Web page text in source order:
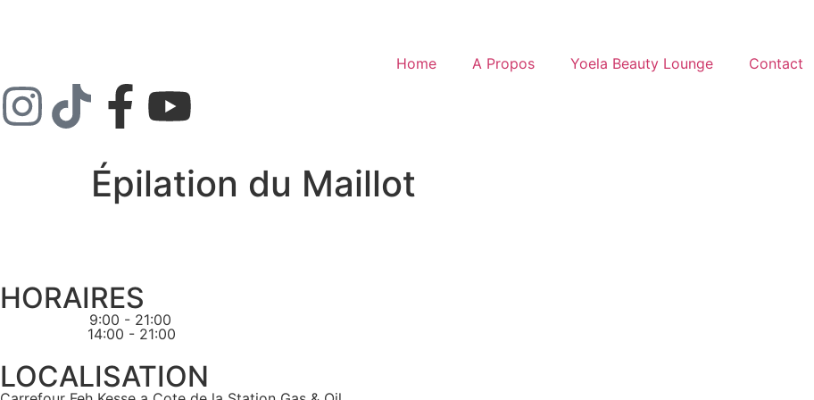
Home A Propos Yoela Beauty Lounge Contact
Épilation du Maillot
HORAIRES
9:00 - 21:00
14:00 - 21:00
LOCALISATION